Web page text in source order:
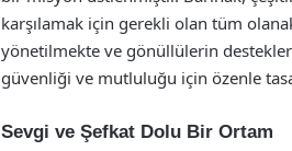
karşılamak için gerekli olan tüm
yönetilmekte ve gönüllülerin
güvenliği ve mutluluğu için özenle
Sevgi ve Şefkat Dolu Bir Ortam